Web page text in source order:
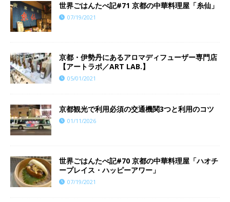
世界ごはんたべ記#71 京都の中華料理屋「糸仙」
07/19/2021
京都・伊勢丹にあるアロマディフューザー専門店
【アートラボ／ART LAB.】
05/01/2021
京都観光で利用必須の交通機関3つと利用のコツ
01/11/2026
世界ごはんたべ記#70 京都の中華料理屋「ハオチ
ープレイス・ハッピーアワー」
07/19/2021